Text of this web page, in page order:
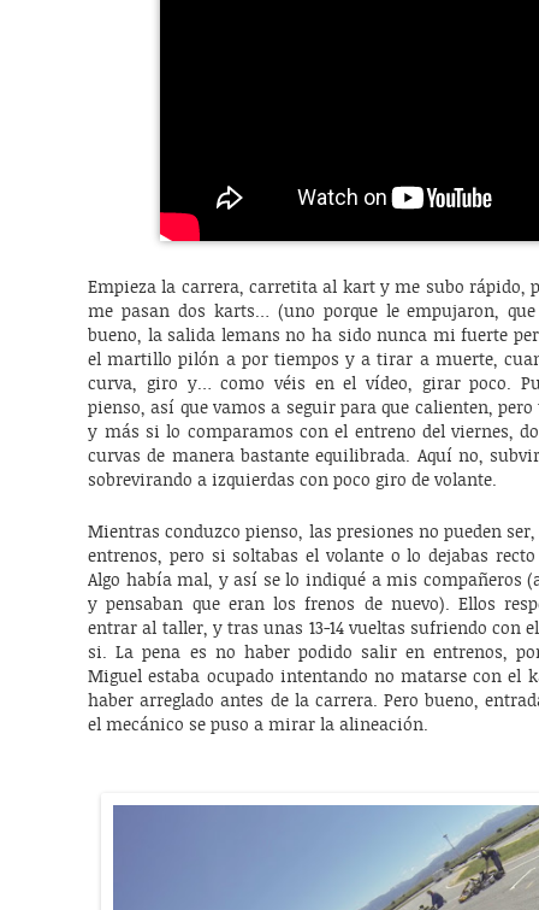
Empieza la carrera, carretita al kart y me subo rápido,
me pasan dos karts… (uno porque le empujaron,
bueno, la salida lemans no ha sido nunca mi fuerte
el martillo pilón a por tiempos y a tirar a muerte,
curva, giro y… como véis en el vídeo, girar poco.
pienso, así que vamos a seguir para que calienten, pero
y más si lo comparamos con el entreno del viernes,
curvas de manera bastante equilibrada. Aquí no,
sobrevirando a izquierdas con poco giro de volante.
Mientras conduzco pienso, las presiones no pueden
entrenos, pero si soltabas el volante o lo dejabas
Algo había mal, y así se lo indiqué a mis compañeros
y pensaban que eran los frenos de nuevo). Ellos
entrar al taller, y tras unas 13-14 vueltas sufriendo con
si. La pena es no haber podido salir en entrenos,
Miguel estaba ocupado intentando no matarse con el
haber arreglado antes de la carrera. Pero bueno,
el mecánico se puso a mirar la alineación.